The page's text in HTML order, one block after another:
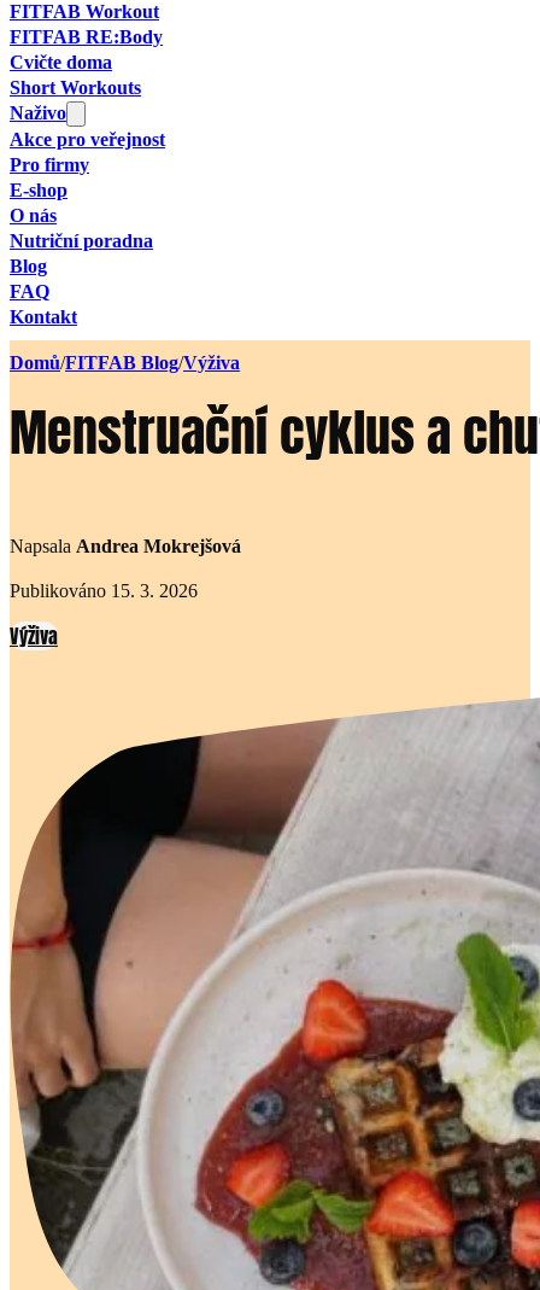
FITFAB Workout
FITFAB RE:Body
Cvičte doma
Short Workouts
Naživo
Akce pro veřejnost
Pro firmy
E-shop
O nás
Nutriční poradna
Blog
FAQ
Kontakt
Domů/FITFAB Blog/Výživa
Menstruační cyklus a
Napsala Andrea Mokrejšová
Publikováno 15. 3. 2026
Výživa